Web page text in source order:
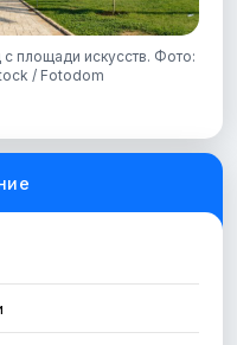
площади искусств. Фото:
/ Fotodom